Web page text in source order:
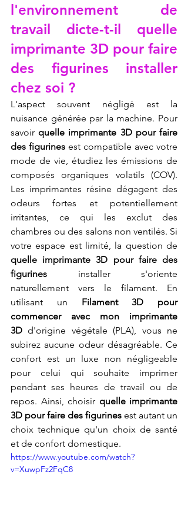
l'environnement de
travail dicte-t-il quelle
imprimante 3D pour faire
des figurines installer
chez soi ?
L'aspect souvent négligé est la
nuisance générée par la machine. Pour
savoir quelle imprimante 3D pour faire
des figurines est compatible avec votre
mode de vie, étudiez les émissions de
composés organiques volatils (COV).
Les imprimantes résine dégagent des
odeurs fortes et potentiellement
irritantes, ce qui les exclut des
chambres ou des salons non ventilés. Si
quelle imprimante 3D pour faire des
figurines installer s'oriente
naturellement vers le filament. En
utilisant un Filament 3D pour
commencer avec mon imprimante
3D d'origine végétale (PLA), vous ne
subirez aucune odeur désagréable. Ce
confort est un luxe non négligeable
pour celui qui souhaite imprimer
pendant ses heures de travail ou de
repos. Ainsi, choisir quelle imprimante
3D pour faire des figurines est autant un
choix technique qu'un choix de santé
et de confort domestique.
https://www.youtube.com/watch?
v=XuwpFz2FqC8